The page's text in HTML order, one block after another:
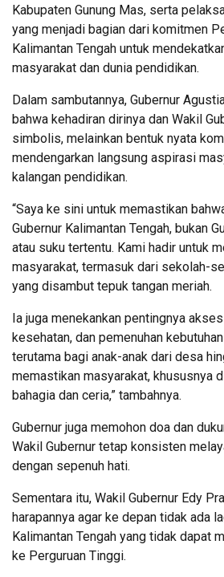
Kabupaten Gunung Mas, serta
yang menjadi bagian dari komitmen
Kalimantan Tengah untuk
masyarakat dan dunia pendidikan.
Dalam sambutannya, Gubernur
bahwa kehadiran dirinya dan Wakil
simbolis, melainkan bentuk nyata
mendengarkan langsung aspirasi
kalangan pendidikan.
“Saya ke sini untuk memastikan
Gubernur Kalimantan Tengah, bukan
atau suku tertentu. Kami hadir untuk
masyarakat, termasuk dari sekolah-
yang disambut tepuk tangan meriah.
Ia juga menekankan pentingnya
kesehatan, dan pemenuhan
terutama bagi anak-anak dari desa
memastikan masyarakat, khususnya
bahagia dan ceria,” tambahnya.
Gubernur juga memohon doa dan
Wakil Gubernur tetap konsisten
dengan sepenuh hati.
Sementara itu, Wakil Gubernur Edy
harapannya agar ke depan tidak ada
Kalimantan Tengah yang tidak dapat
ke Perguruan Tinggi.